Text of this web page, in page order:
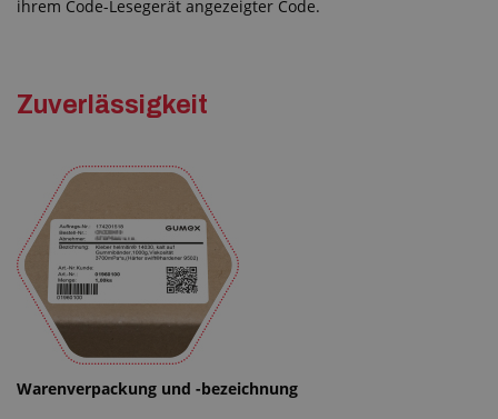
ihrem Code-Lesegerät angezeigter Code.
Zuverlässigkeit
Warenverpackung und -bezeichnung